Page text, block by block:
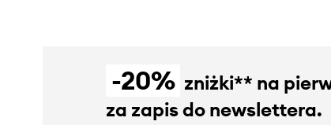
-20% zniżki** na
za zapis do newslettera.